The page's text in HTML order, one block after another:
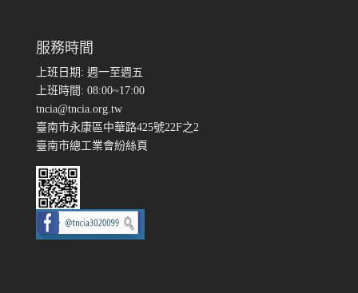
服務時間
上班日期: 週一至週五
上班時間: 08:00~17:00
tncia@tncia.org.tw
臺南市永康區中華路425號22F之2
臺南市總工業會紛絲頁